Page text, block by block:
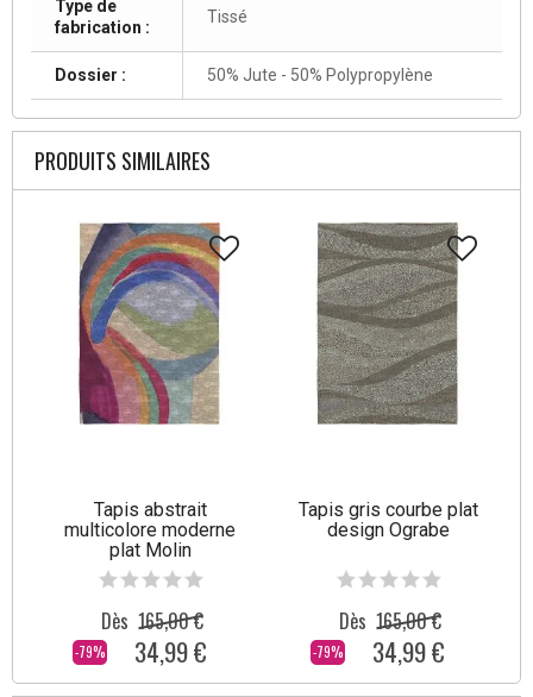
Type de
fabrication :
Tissé
Dossier : 50% Jute - 50% Polypropylène
PRODUITS SIMILAIRES
Tapis abstrait
multicolore moderne
plat Molin
-79%
Dès 165,00 €
34,99 €
Tapis gris courbe plat
design Ograbe
-79%
Dès 165,00 €
34,99 €